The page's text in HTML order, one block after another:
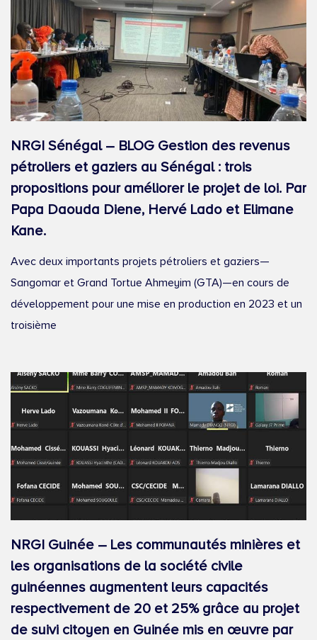
NRGI Sénégal – BLOG Gestion des revenus
pétroliers et gaziers au Sénégal : trois
propositions pour améliorer le projet de loi. Par
Papa Daouda Diene, Hervé Lado et Elimane
Kane.
Avec deux importants projets pétroliers et gaziers—
Sangomar et Grand Tortue Ahmeyim (GTA)—en cours de
développement pour une mise en production en 2023 et un
troisième
NRGI Guinée – Les communautés minières et
les organisations de la société civile
guinéennes augmentent leurs capacités
respectivement de 20 et 25% grâce au projet
de suivi citoyen en Guinée mis en œuvre par